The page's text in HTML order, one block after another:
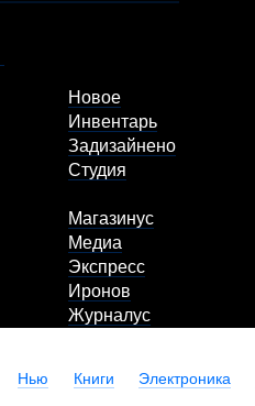
Новое
Инвентарь
Задизайнено
Студия
Магазинус
Медиа
Экспресс
Иронов
Журналус
Нью Книги Электроника